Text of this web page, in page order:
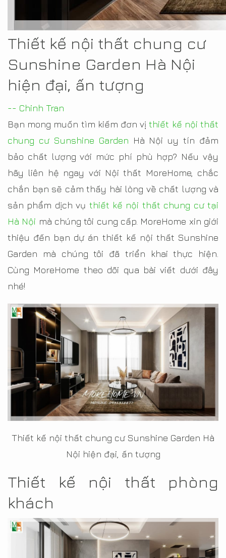
Thiết kế nội thất chung cư
Sunshine Garden Hà Nội
hiện đại, ấn tượng
-- Chinh Tran
Bạn mong muốn tìm kiếm đơn vịthiết kế nội thất
chung cư Sunshine Garden Hà Nội uy tín đảm
bảo chất lượng với mức phí phù hợp? Nếu vậy
hãy liên hệ ngay với Nội thất MoreHome, chắc
chắn bạn sẽ cảm thấy hài lòng về chất lượng và
sản phẩm dịch vụ thiết kế nội thất chung cư tại
Hà Nội mà chúng tôi cung cấp. MoreHome xin giới
thiệu đến bạn dự án thiết kế nội thất Sunshine
Garden mà chúng tôi đã triển khai thực hiện.
Cùng MoreHome theo dõi qua bài viết dưới đây
nhé!
Thiết kế nội thất chung cư Sunshine Garden Hà
Nội hiện đại, ấn tượng
Thiết kế nội thất phòng
khách